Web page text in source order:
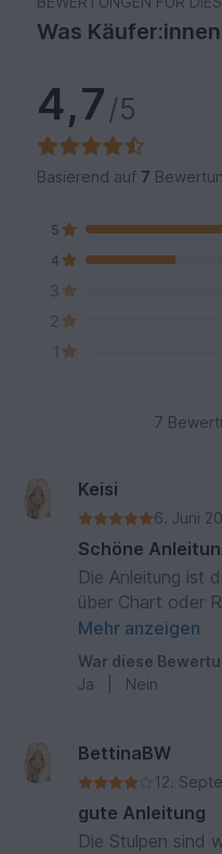
Was
4,7/5
Basierend auf 7
5
4
3
2
1
7
Keisi
6. Juni
Schöne
Die Anleitung ist
über Chart oder
gestrickt werden. Abkürzungen sind erklärt. Ich
bin gut zurecht
Anleitung sich
Mehr anzeigen
War diese
Ja
Nein
BettinaBW
12.
gute Anleitung
Die Stulpen sind